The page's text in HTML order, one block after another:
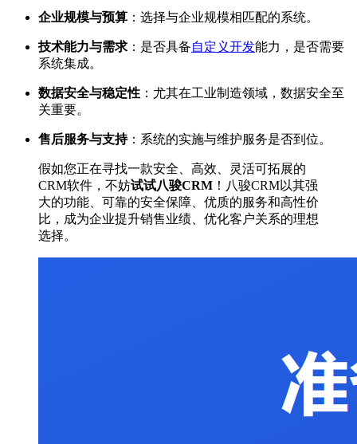
企业规模与预算 ：选择与企业规模相匹配的系统。
技术能力与需求 ：是否具备自定义开发能力，是否需要
系统集成。
数据安全与稳定性 ：尤其在工业制造领域，数据安全至
关重要。
售后服务与支持：系统的实施与维护服务是否到位。
假如您正在寻找一款安全、高效、灵活可拓展的
CRM软件，不妨试试八骏CRM ！八骏CRM以其强
大的功能、可靠的安全保障、优质的服务和高性价
比，成为企业提升销售业绩、优化客户关系的理想
选择。